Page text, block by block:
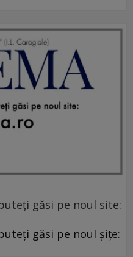
găsi pe noul site:
găsi pe noul șițe: